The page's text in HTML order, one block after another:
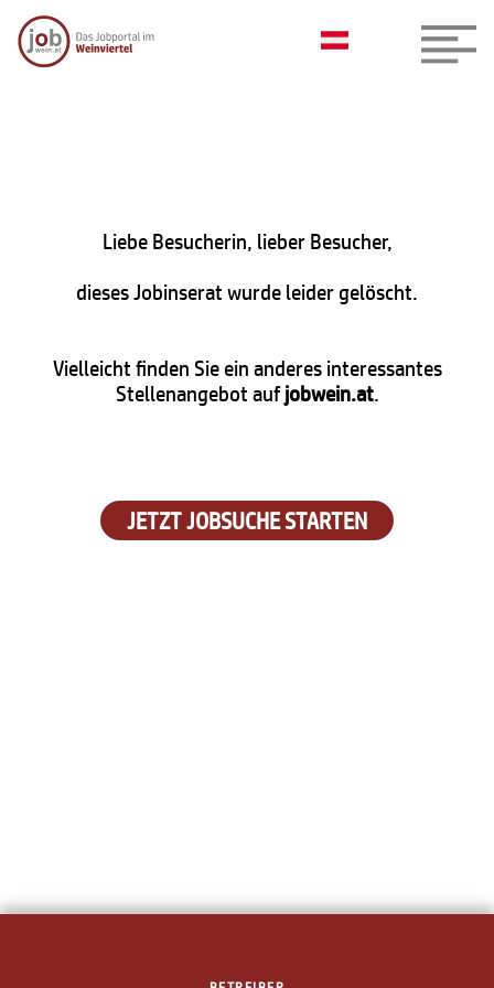
Liebe Besucherin, lieber Besucher,
dieses Jobinserat wurde leider gelöscht.
Vielleicht finden Sie ein anderes interessantes
Stellenangebot aufjobwein.at.
JETZT JOBSUCHE STARTEN